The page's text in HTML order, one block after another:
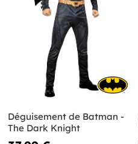
Déguisement de Batman -
The Dark Knight